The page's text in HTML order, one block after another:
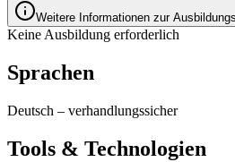
Weitere Informationen zur
Keine Ausbildung erforderlich
Sprachen
Deutsch – verhandlungssicher
Tools & Technologien